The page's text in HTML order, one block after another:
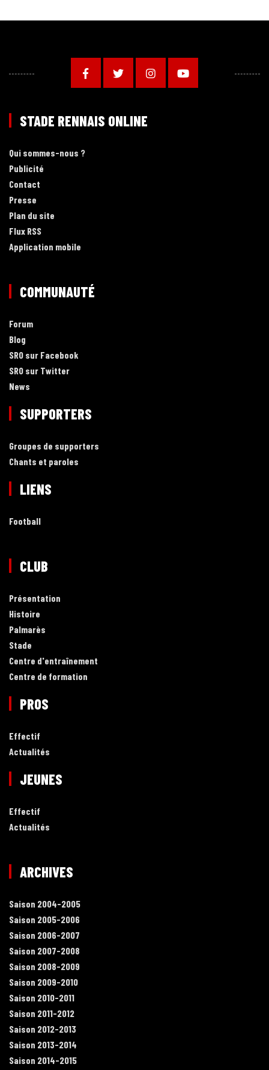
STADE RENNAIS ONLINE
Qui sommes-nous ?
Publicité
Contact
Presse
Plan du site
Flux RSS
Application mobile
COMMUNAUTÉ
Forum
Blog
SRO sur Facebook
SRO sur Twitter
News
SUPPORTERS
Groupes de supporters
Chants et paroles
LIENS
Football
CLUB
Présentation
Histoire
Palmarès
Stade
Centre d'entraînement
Centre de formation
PROS
Effectif
Actualités
JEUNES
Effectif
Actualités
ARCHIVES
Saison 2004-2005
Saison 2005-2006
Saison 2006-2007
Saison 2007-2008
Saison 2008-2009
Saison 2009-2010
Saison 2010-2011
Saison 2011-2012
Saison 2012-2013
Saison 2013-2014
Saison 2014-2015